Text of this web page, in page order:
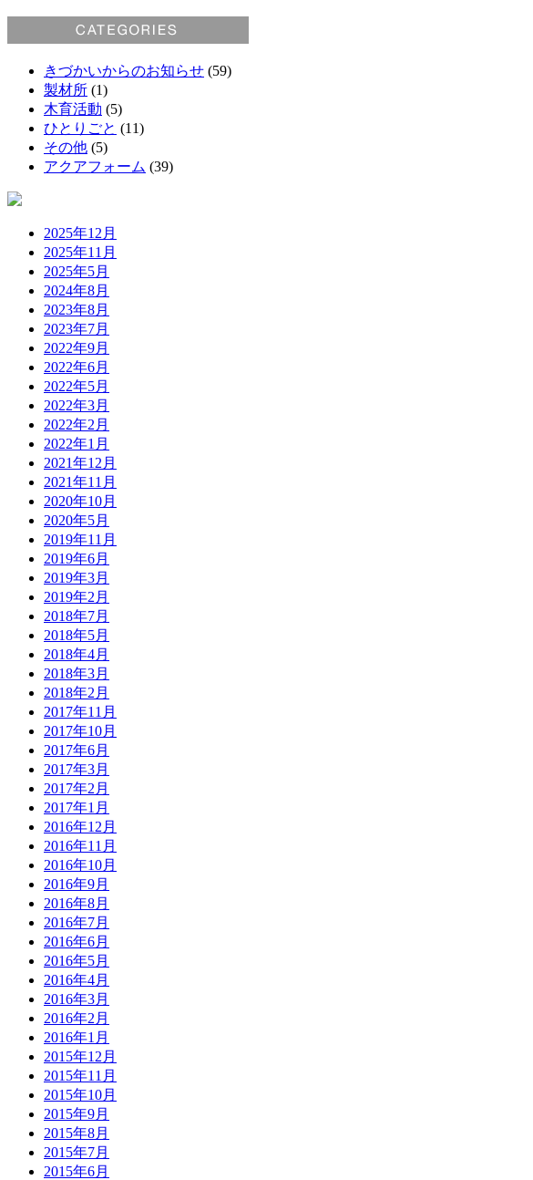
きづかいからのお知らせ (59)
製材所 (1)
木育活動 (5)
ひとりごと (11)
その他 (5)
アクアフォーム (39)
2025年12月
2025年11月
2025年5月
2024年8月
2023年8月
2023年7月
2022年9月
2022年6月
2022年5月
2022年3月
2022年2月
2022年1月
2021年12月
2021年11月
2020年10月
2020年5月
2019年11月
2019年6月
2019年3月
2019年2月
2018年7月
2018年5月
2018年4月
2018年3月
2018年2月
2017年11月
2017年10月
2017年6月
2017年3月
2017年2月
2017年1月
2016年12月
2016年11月
2016年10月
2016年9月
2016年8月
2016年7月
2016年6月
2016年5月
2016年4月
2016年3月
2016年2月
2016年1月
2015年12月
2015年11月
2015年10月
2015年9月
2015年8月
2015年7月
2015年6月